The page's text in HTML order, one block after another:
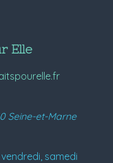
Elle
Seine-et-Marne
samedi